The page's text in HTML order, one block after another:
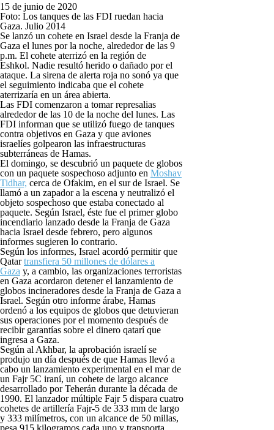
15 de junio de 2020
Foto: Los tanques de las FDI ruedan hacia
Gaza. Julio 2014
Se lanzó un cohete en Israel desde la Franja de
Gaza el lunes por la noche, alrededor de las 9
p.m. El cohete aterrizó en la región de
Eshkol. Nadie resultó herido o dañado por el
ataque. La sirena de alerta roja no sonó ya que
el seguimiento indicaba que el cohete
aterrizaría en un área abierta.
Las FDI comenzaron a tomar represalias
alrededor de las 10 de la noche del lunes. Las
FDI informan que se utilizó fuego de tanques
contra objetivos en Gaza y que aviones
israelíes golpearon las infraestructuras
subterráneas de Hamas.
El domingo, se descubrió un paquete de globos
con un paquete sospechoso adjunto en Moshav
Tidhar, cerca de Ofakim, en el sur de Israel. Se
llamó a un zapador a la escena y neutralizó el
objeto sospechoso que estaba conectado al
paquete. Según Israel, éste fue el primer globo
incendiario lanzado desde la Franja de Gaza
hacia Israel desde febrero, pero algunos
informes sugieren lo contrario.
Según los informes, Israel acordó permitir que
Qatartransfiera 50 millones de dólares a
Gaza y, a cambio, las organizaciones terroristas
en Gaza acordaron detener el lanzamiento de
globos incineradores desde la Franja de Gaza a
Israel. Según otro informe árabe, Hamas
ordenó a los equipos de globos que detuvieran
sus operaciones por el momento después de
recibir garantías sobre el dinero qatarí que
ingresa a Gaza.
Según al Akhbar, la aprobación israelí se
produjo un día después de que Hamas llevó a
cabo un lanzamiento experimental en el mar de
un Fajr 5C iraní, un cohete de largo alcance
desarrollado por Teherán durante la década de
1990. El lanzador múltiple Fajr 5 dispara cuatro
cohetes de artillería Fajr-5 de 333 mm de largo
y 333 milímetros, con un alcance de 50 millas,
pesa 915 kilogramos cada uno y transporta